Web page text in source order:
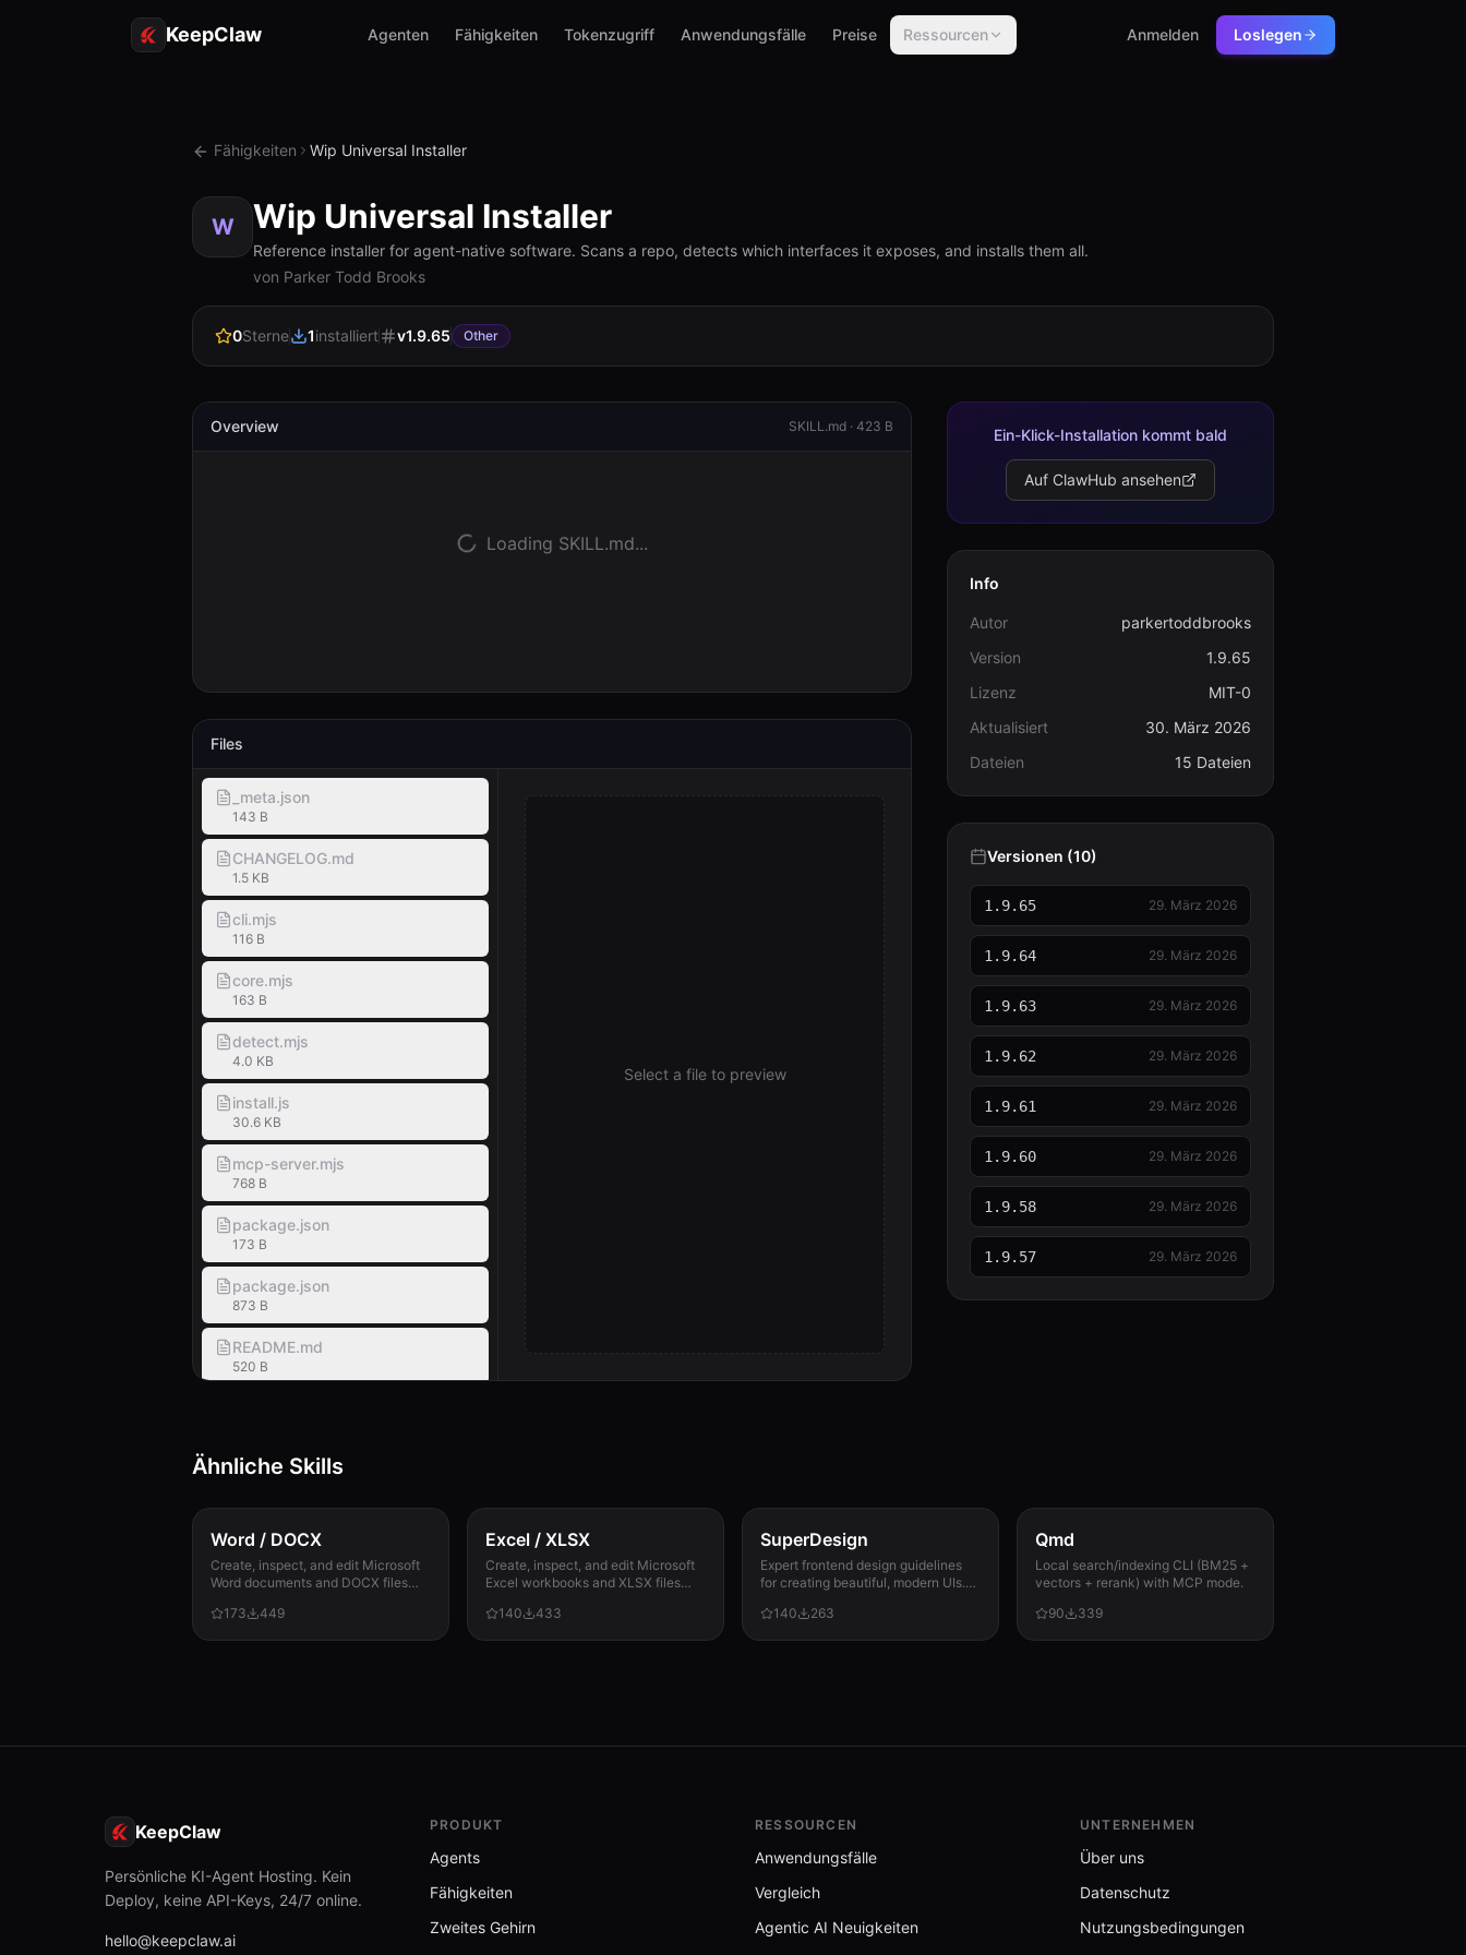
KeepClaw Agenten Fähigkeiten Tokenzugriff Anwendungsfälle Preise Ressourcen Anmelden Loslegen
Fähigkeiten Wip Universal Installer
W Wip Universal Installer
Reference installer for agent-native software. Scans a repo, detects which interfaces it exposes, and installs them all.
von Parker Todd Brooks
0Sterne 1installiert v1.9.65 Other
Overview SKILL.md · 423 B
Loading SKILL.md...
Files
_meta.json
143 B
CHANGELOG.md
1.5 KB
cli.mjs
116 B
core.mjs
163 B
detect.mjs
4.0 KB
install.js
30.6 KB
mcp-server.mjs
768 B
package.json
173 B
package.json
873 B
README.md
520 B
REFERENCE.md
SKILL.md
423 B
SKILL.md
2.6 KB
Select a file to preview
Ein-Klick-Installation kommt bald
Auf ClawHub ansehen
Info
Autor
parkertoddbrooks
Version
1.9.65
Lizenz
MIT-0
Aktualisiert
30. März 2026
Dateien
15 Dateien
Versionen (10)
1.9.65 29. März 2026
1.9.64 29. März 2026
1.9.63 29. März 2026
1.9.62 29. März 2026
1.9.61 29. März 2026
1.9.60 29. März 2026
1.9.58 29. März 2026
1.9.57 29. März 2026
Ähnliche Skills
Word / DOCX
Create, inspect, and edit Microsoft
Word documents and DOCX files
tracked changes, tables, sections,
173 449
Excel / XLSX
Create, inspect, and edit Microsoft
Excel workbooks and XLSX files
formatting, recalculation, and
140 433
SuperDesign
Expert frontend design guidelines
for creating beautiful, modern UIs.
dashboards, or any user interface.
140 263
Qmd
Local search/indexing CLI (BM25 +
vectors + rerank) with MCP mode.
90
339
KeepClaw
Persönliche KI-Agent Hosting. Kein
Deploy, keine API-Keys, 24/7 online.
hello@keepclaw.ai
PRODUKT
Agents
Fähigkeiten
Zweites Gehirn
RESSOURCEN
Anwendungsfälle
Vergleich
Agentic AI Neuigkeiten
UNTERNEHMEN
Über uns
Datenschutz
Nutzungsbedingungen